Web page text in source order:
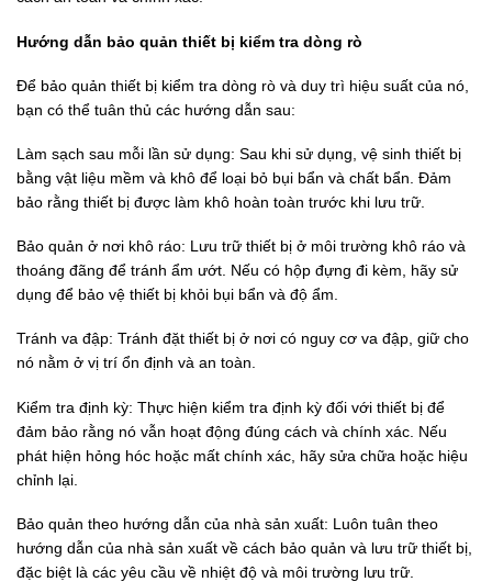
Hướng dẫn bảo quản thiết bị kiểm tra dòng rò
Để bảo quản thiết bị kiểm tra dòng rò và duy trì hiệu suất của nó,
bạn có thể tuân thủ các hướng dẫn sau:
Làm sạch sau mỗi lần sử dụng: Sau khi sử dụng, vệ sinh thiết bị
bằng vật liệu mềm và khô để loại bỏ bụi bẩn và chất bẩn. Đảm
bảo rằng thiết bị được làm khô hoàn toàn trước khi lưu trữ.
Bảo quản ở nơi khô ráo: Lưu trữ thiết bị ở môi trường khô ráo và
thoáng đãng để tránh ẩm ướt. Nếu có hộp đựng đi kèm, hãy sử
dụng để bảo vệ thiết bị khỏi bụi bẩn và độ ẩm.
Tránh va đập: Tránh đặt thiết bị ở nơi có nguy cơ va đập, giữ cho
nó nằm ở vị trí ổn định và an toàn.
Kiểm tra định kỳ: Thực hiện kiểm tra định kỳ đối với thiết bị để
đảm bảo rằng nó vẫn hoạt động đúng cách và chính xác. Nếu
phát hiện hỏng hóc hoặc mất chính xác, hãy sửa chữa hoặc hiệu
chỉnh lại.
Bảo quản theo hướng dẫn của nhà sản xuất: Luôn tuân theo
hướng dẫn của nhà sản xuất về cách bảo quản và lưu trữ thiết bị,
đặc biệt là các yêu cầu về nhiệt độ và môi trường lưu trữ.